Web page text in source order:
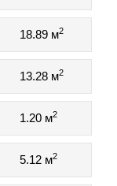
18.89 м2
13.28 м2
1.20 м2
5.12 м2